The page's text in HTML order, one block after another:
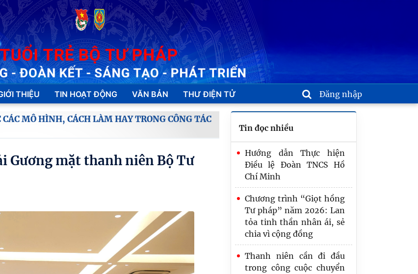
THIỆU TIN HOẠT ĐỘNG VĂN BẢN THƯ ĐIỆN TỬ Đăng nhập
MÔ HÌNH, CÁCH LÀM HAY TRONG CÔNG TÁC
Gương mặt thanh niên Bộ Tư
Tin đọc nhiều
Hướng dẫn Thực hiện
Điều lệ Đoàn TNCS Hồ
Chí Minh
Chương trình “Giọt hồng
Tư pháp” năm 2026: Lan
tỏa tinh thần nhân ái, sẻ
chia vì cộng đồng
Thanh niên cần đi đầu
trong công cuộc chuyển
Chương trình “Giọt hồng
Tư pháp” năm 2026: Lan
tỏa tinh thần nhân ái, sẻ
chia vì cộng đồng
Viện Chiến lược và Khoa
học pháp lý tri ân người
có công, các anh hùng,
liệt sĩ tại tỉnh Bắc Ninh